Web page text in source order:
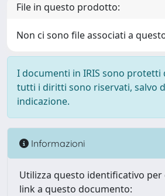
File in questo prodotto:
Non ci sono file associati a
I documenti in IRIS sono protetti
tutti i diritti sono riservati, salvo
indicazione.
Informazioni
Utilizza questo identificativo
link a questo documento: